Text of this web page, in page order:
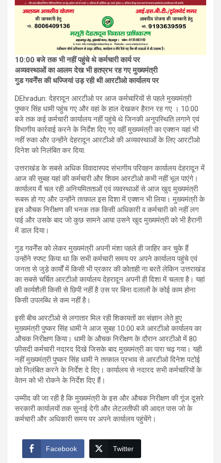
10:00 बजे तक भी नहीं पहुंचे थे कर्मचारी कार्य पर
अव्यवस्थाओं का आलम देख भी हतप्रभ रह गए मुख्यमंत्री
गुड गवर्नेंस की धज्जियां उड़ रही थी आरटीओ कार्यालय पर
DEhradun: देहरादून आरटीओ पर आज कर्मचारियों से पहले मुख्यमंत्री
पुष्कर सिंह धामी पहुंच गए और वहां के हाल देखकर हैरान रह गए । 10:00
बजे तक कई कर्मचारी कार्यालय नहीं पहुंचे थे जिनकी अनुपस्थिति लगाने एवं
विभागीय कार्रवाई करने के निर्देश दिए गए वहीं मुख्यमंत्री का एक्शन यहां भी
नहीं रुका और उन्होंने देहरादून आरटीओ की अव्यवस्थाओं के लिए आरटीओ
दिनेश को निलंबित कर दिया.
उत्तराखंड के सबसे अधिक विवादास्पद संभागीय परिवहन कार्यालय देहरादून में
आज की सुबह यहां की कर्मचारी और शिवम आरटीओ कभी नहीं भूल पाएंगे।
कार्यालय मैं चल रही अनियमितताओं एवं व्यवस्थाओं से आज खुद मुख्यमंत्री
रूबरू हो गए और उन्होंने तत्काल इस दिशा में एक्शन भी लिया। मुख्यमंत्री के
इस औचक निरीक्षण की भनक तक किसी अधिकारी व कर्मचारी को नहीं लग
पाई और उसके बाद जो कुछ सामने आया उसने खुद मुख्यमंत्री को भी हैरानी
में डाल दिया।
गुड गवर्नेंस को लेकर मुख्यमंत्री अपनी मंशा पहले ही जाहिर कर चुके हैं
उन्होंने स्पष्ट किया था कि सभी कर्मचारी समय पर अपने कार्यालय पहुंचे एवं
जनता से जुड़े कार्यों में किसी भी प्रकार की कोताही ना बरतें लेकिन उत्तराखंड
का सबसे चर्चित आरटीओ कार्यालय देहरादून अपनी ही दिशा में चलता है। यहां
की कार्यशैली किसी से छिपी नहीं है उस पर बिना दलालों के कोई काम होना
किसी उपलब्धि से कम नहीं है।
इसी बीच आरटीओ से लगातार मिल रही शिकायतों का संज्ञान लेते हुए
मुख्यमंत्री पुष्कर सिंह धामी ने आज सुबह 10:00 बजे आरटीओ कार्यालय का
औचक निरीक्षण किया। धामी के औचक निरीक्षण के दौरान आरटीओ में 80
फ़ीसदी कर्मचारी नदारद दिखे जिसके बाद मुख्यमंत्री का पारा चढ़ गया। यही
नहीं मुख्यमंत्री पुष्कर सिंह धामी ने तत्काल प्रभाव से आरटीओ दिनेश पटोई
को निलंबित करने के निर्देश दे दिए। कार्यालय से नदारद सभी कर्मचारियों के
वेतन को भी रोकने के निर्देश दिए हैं।
उम्मीद की जा रही है कि मुख्यमंत्री के इस और औचक निरीक्षण की गूंज दूसरे
सरकारी कार्यालयों तक सुनाई देगी और लेटलतीफी की आदत पास जो के
कर्मचारी और अधिकारी समय पर अपने कार्यालय पहुंचेंगे।
Facebook Twitter